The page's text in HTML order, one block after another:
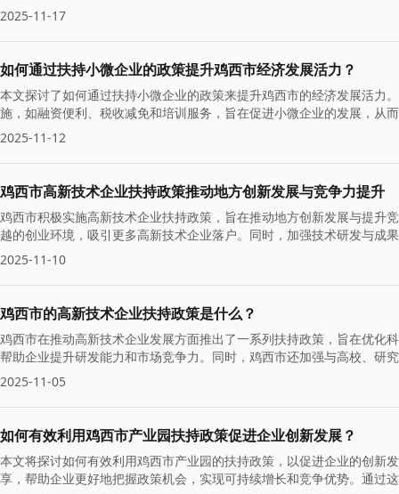
2025-11-17
如何通过扶持小微企业的政策提升鸡西市经济发展活力？
本文探讨了如何通过扶持小微企业的政策来提升鸡西市的经济发展活力
施，如融资便利、税收减免和培训服务，旨在促进小微企业的发展，从
展。
2025-11-12
鸡西市高新技术企业扶持政策推动地方创新发展与竞争力提升
鸡西市积极实施高新技术企业扶持政策，旨在推动地方创新发展与提升
越的创业环境，吸引更多高新技术企业落户。同时，加强技术研发与成
2025-11-10
鸡西市的高新技术企业扶持政策是什么？
鸡西市在推动高新技术企业发展方面推出了一系列扶持政策，旨在优化
帮助企业提升研发能力和市场竞争力。同时，鸡西市还加强与高校、研
2025-11-05
如何有效利用鸡西市产业园扶持政策促进企业创新发展？
本文将探讨如何有效利用鸡西市产业园的扶持政策，以促进企业的创新
享，帮助企业更好地把握政策机会，实现可持续增长和竞争优势。通过